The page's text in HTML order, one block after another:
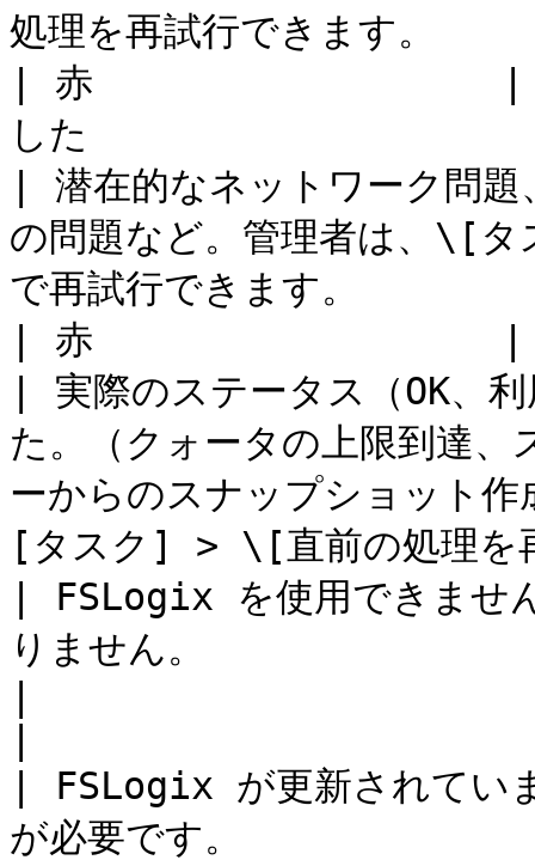
処理を再試行できます。
| 赤                  |
した
| 潜在的なネットワーク問
の問題など。管理者は、\[
で再試行できます
| 赤                  | 展
| 実際のステータス（OK、
た。（クォータの上限到達
ーからのスナップショット
[タスク] > \[直前の処理を
| FSLogix を使用できま
りません。
| FSLogix が更新されて
が必要です。